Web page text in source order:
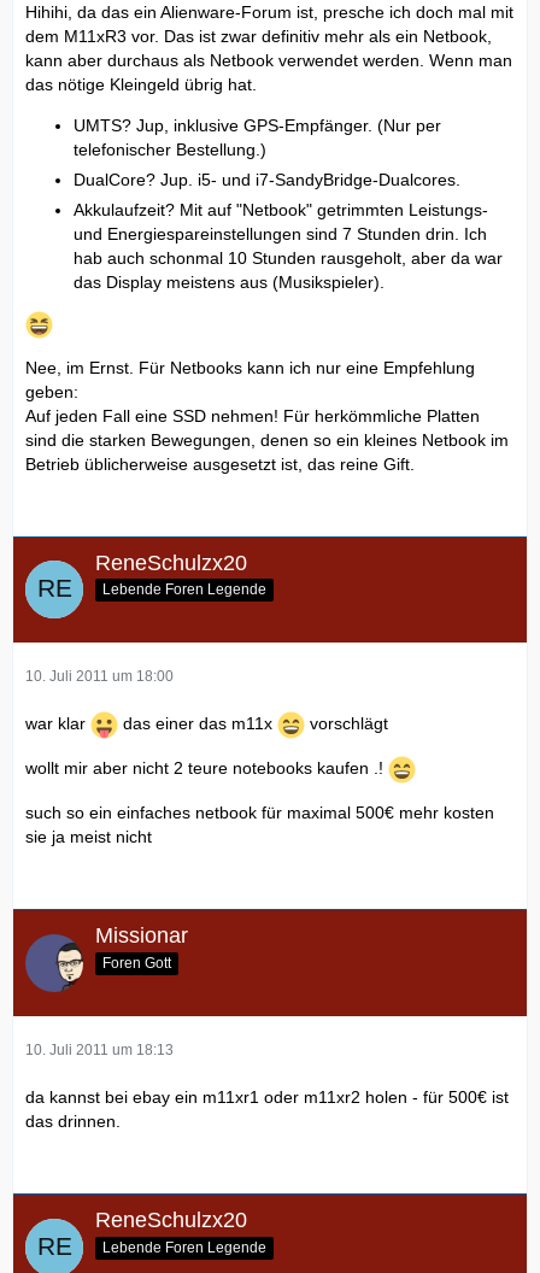
Hihihi, da das ein Alienware-Forum ist, presche ich doch mal mit
dem M11xR3 vor. Das ist zwar definitiv mehr als ein Netbook,
kann aber durchaus als Netbook verwendet werden. Wenn man
das nötige Kleingeld übrig hat.
UMTS? Jup, inklusive GPS-Empfänger. (Nur per
telefonischer Bestellung.)
DualCore? Jup. i5- und i7-SandyBridge-Dualcores.
Akkulaufzeit? Mit auf "Netbook" getrimmten Leistungs-
und Energiespareinstellungen sind 7 Stunden drin. Ich
hab auch schonmal 10 Stunden rausgeholt, aber da war
das Display meistens aus (Musikspieler).
Nee, im Ernst. Für Netbooks kann ich nur eine Empfehlung
geben:
Auf jeden Fall eine SSD nehmen! Für herkömmliche Platten
sind die starken Bewegungen, denen so ein kleines Netbook im
Betrieb üblicherweise ausgesetzt ist, das reine Gift.
ReneSchulzx20
Lebende Foren Legende
10. Juli 2011 um 18:00
war klar das einer das m11x vorschlägt
wollt mir aber nicht 2 teure notebooks kaufen .!
such so ein einfaches netbook für maximal 500€ mehr kosten
sie ja meist nicht
Missionar
Foren Gott
10. Juli 2011 um 18:13
da kannst bei ebay ein m11xr1 oder m11xr2 holen - für 500€ ist
das drinnen.
ReneSchulzx20
Lebende Foren Legende